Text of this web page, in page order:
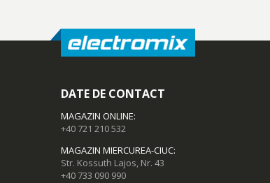
DATE DE CONTACT
MAGAZIN ONLINE:
+40 721 210 532
MAGAZIN MIERCUREA-CIUC:
Str. Kossuth Lajos, Nr. 43
+40 733 090 990